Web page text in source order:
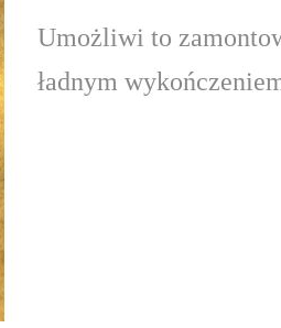
Umożliwi to
ładnym